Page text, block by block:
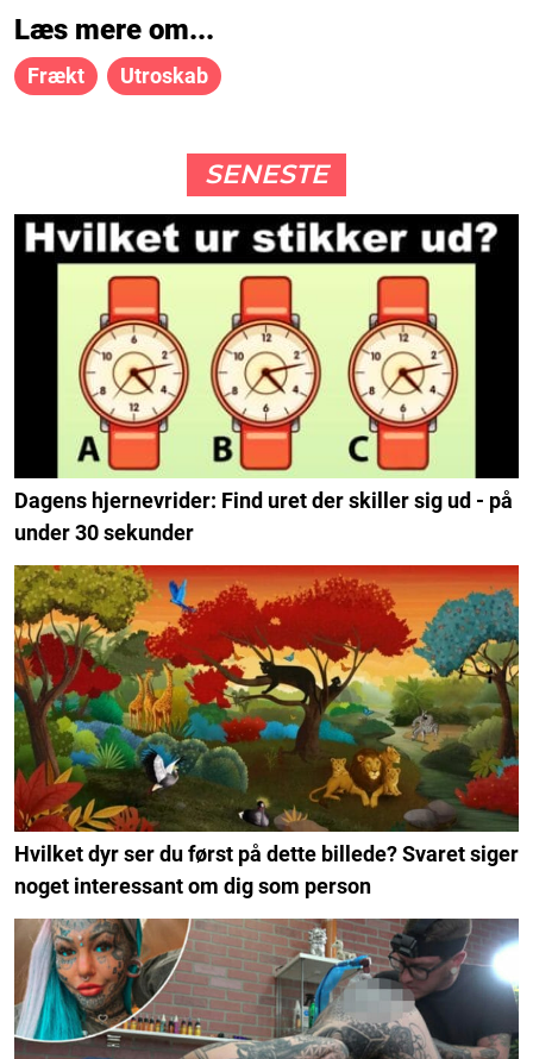
Læs mere om...
Frækt Utroskab
SENESTE
Dagens hjernevrider: Find uret der skiller sig ud - på
under 30 sekunder
Hvilket dyr ser du først på dette billede? Svaret siger
noget interessant om dig som person